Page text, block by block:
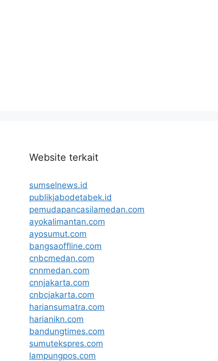
Website terkait
sumselnews.id
publikjabodetabek.id
pemudapancasilamedan.com
ayokalimantan.com
ayosumut.com
bangsaoffline.com
cnbcmedan.com
cnnmedan.com
cnnjakarta.com
cnbcjakarta.com
hariansumatra.com
harianikn.com
bandungtimes.com
sumutekspres.com
lampungpos.com